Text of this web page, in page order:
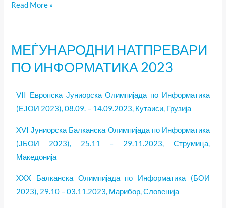
Read More »
МЕЃУНАРОДНИ НАТПРЕВАРИ
ПО ИНФОРМАТИКА 2023
VII Европска Јуниорска Олимпијада по Информатика
(ЕЈОИ 2023), 08.09. – 14.09.2023, Кутаиси, Грузија
XVI Јуниорска Балканска Олимпијада по Информатика
(ЈБОИ 2023), 25.11 – 29.11.2023, Струмица,
Македонија
XXX Балканска Олимпијада по Информатика (БОИ
2023), 29.10 – 03.11.2023, Марибор, Словенија
МЕЃУНАРОДНИ
ПО